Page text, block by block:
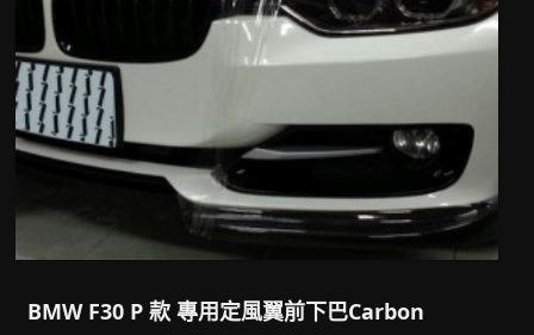
BMW F30 P 款 專用定風翼前下巴Carbon